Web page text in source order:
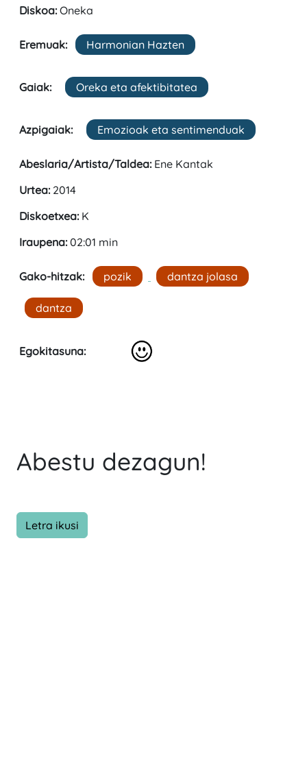
Diskoa:Oneka
Eremuak: Harmonian Hazten
Gaiak: Oreka eta afektibitatea
Azpigaiak: Emozioak eta sentimenduak
Abeslaria/Artista/Taldea:Ene Kantak
Urtea:2014
Diskoetxea:K
Iraupena:02:01 min
Gako-hitzak: pozik dantza jolasa
dantza
Egokitasuna:
Abestu dezagun!
Letra ikusi